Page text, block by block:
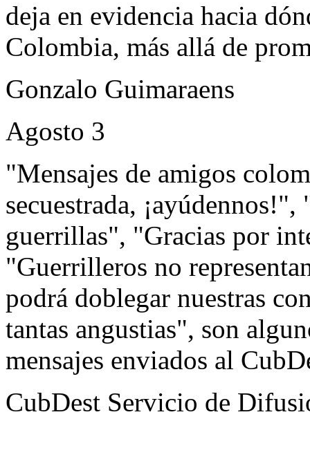
deja en evidencia hacia
Colombia, más allá de
Gonzalo Guimaraens
Agosto 3
"Mensajes de amigos
secuestrada,
guerrillas", "Gracias por
"Guerrilleros no
podrá doblegar nuestras
tantas angustias", son
mensajes enviados al
CubDest Servicio de